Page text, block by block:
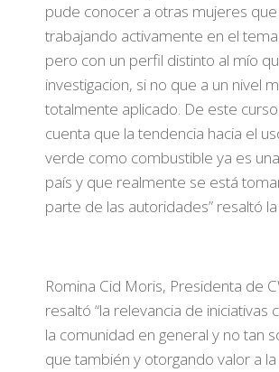
pude conocer a otras mujeres
trabajando activamente en el
pero con un perfil distinto al mío
investigacion, si no que a un nivel
totalmente aplicado. De este
cuenta que la tendencia hacia el
verde como combustible ya es
país y que realmente se está
parte de las autoridades” resaltó
Romina Cid Moris, Presidenta de
resaltó “la relevancia de iniciativas
la comunidad en general y no tan
que también y otorgando valor a la